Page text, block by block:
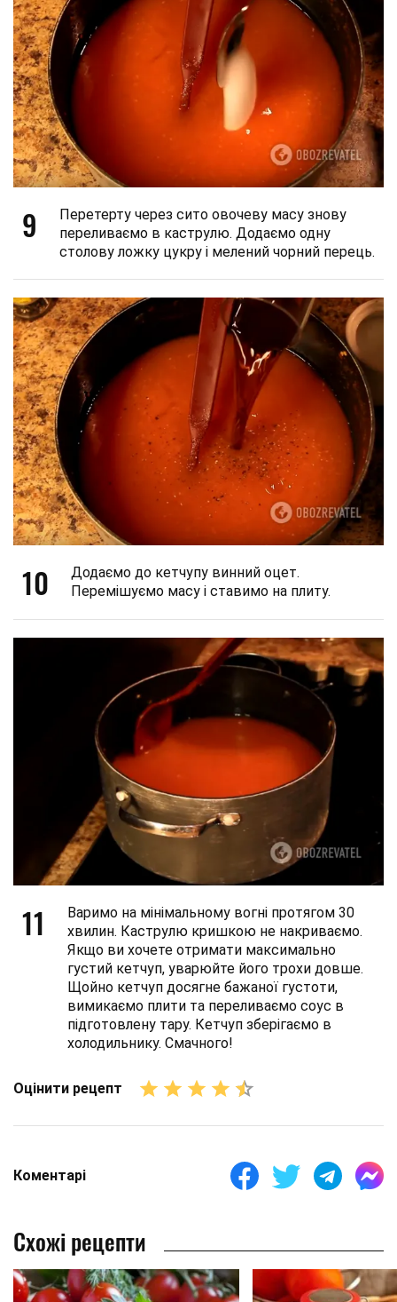
9
Перетерту через сито овочеву масу знову
переливаємо в каструлю. Додаємо одну
столову ложку цукру і мелений чорний перець.
10
Додаємо до кетчупу винний оцет.
Перемішуємо масу і ставимо на плиту.
11
Варимо на мінімальному вогні протягом 30
хвилин. Каструлю кришкою не накриваємо.
Якщо ви хочете отримати максимально
густий кетчуп, уварюйте його трохи довше.
Щойно кетчуп досягне бажаної густоти,
вимикаємо плити та переливаємо соус в
підготовлену тару. Кетчуп зберігаємо в
холодильнику. Смачного!
Оцінити рецепт
Коментарі
Схожі рецепти